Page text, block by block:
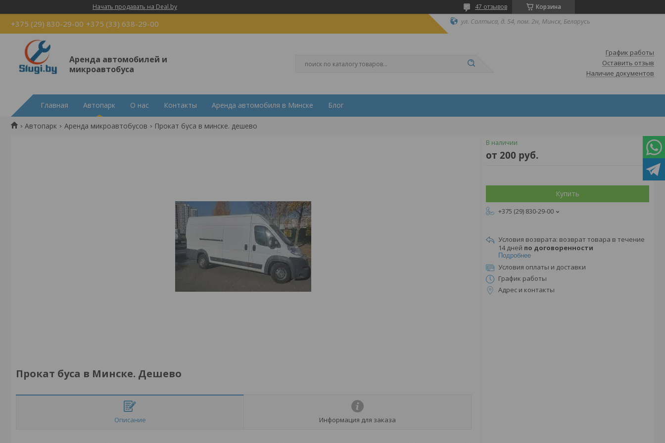
Начать продавать на Deal.by Корзина
47 отзывов
+375 (29) 830-29-00 +375 (33) 638-29-00 ул. Солтыса, д. 54, пом. 2н, Минск, Беларусь
Аренда автомобилей и
микроавтобуса
График работы
Оставить отзыв
Наличие документов
Главная Автопарк О нас Контакты Аренда автомобиля в Минске Блог
Автопарк Аренда микроавтобусов Прокат буса в минске. дешево
Прокат буса в Минске. Дешево
Описание Информация для заказа
В наличии
от 200 руб.
Купить
+375 (29) 830-29-00
возврат товара в течение
14 дней по договоренности
Подробнее
Условия оплаты и доставки
График работы
Адрес и контакты